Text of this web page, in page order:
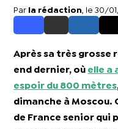
Par la rédaction , le 30/
Après sa très grosse
end dernier, où elle a
espoir du 800 mètres
dimanche à Moscou.
de France senior